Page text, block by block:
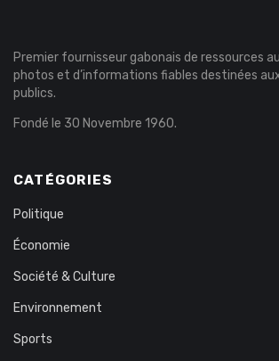
Premier fournisseur gabonais de ressources
photos et d’informations fiables destinées
publics.
Fondé le 30 Novembre 1960.
CATÉGORIES
Politique
Économie
Société & Culture
Environnement
Sports